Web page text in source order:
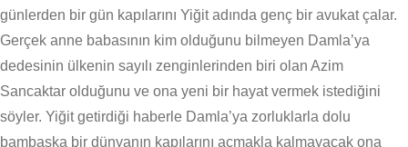
günlerden bir gün kapılarını Yiğit adında genç bir avukat çalar.
Gerçek anne babasının kim olduğunu bilmeyen Damla’ya
dedesinin ülkenin sayılı zenginlerinden biri olan Azim
Sancaktar olduğunu ve ona yeni bir hayat vermek istediğini
söyler. Yiğit getirdiği haberle Damla’ya zorluklarla dolu
bambaşka bir dünyanın kapılarını açmakla kalmayacak ona